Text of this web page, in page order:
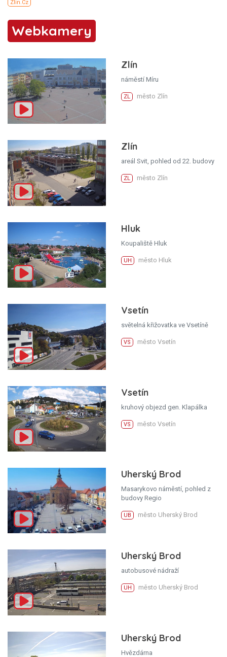
Webkamery
Zlín
náměstí Míru
ZL město Zlín
Zlín
areál Svit, pohled od 22. budovy
ZL město Zlín
Hluk
Koupaliště Hluk
UH město Hluk
Vsetín
světelná křižovatka ve Vsetíně
VS město Vsetín
Vsetín
kruhový objezd gen. Klapálka
VS město Vsetín
Uherský Brod
Masarykovo náměstí, pohled z
budovy Regio
UB město Uherský Brod
Uherský Brod
autobusové nádraží
UH město Uherský Brod
Uherský Brod
Hvězdárna